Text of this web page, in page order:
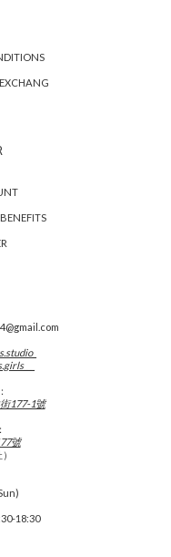
177-1號
號
18:30